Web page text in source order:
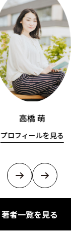
高橋 萌
プロフィールを見る
著者一覧を見る